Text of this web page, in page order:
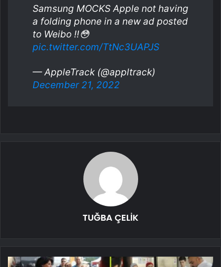
Samsung MOCKS Apple not having
a folding phone in a new ad posted
to Weibo ‼️😳
pic.twitter.com/TtNc3UAPJS
— AppleTrack (@appltrack)
December 21, 2022
TUĞBA ÇELİK